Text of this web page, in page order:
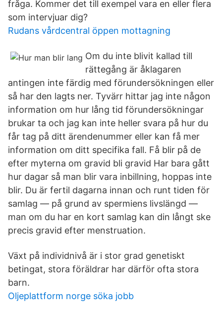
fråga. Kommer det till exempel vara en eller flera
som intervjuar dig?
Rudans vårdcentral öppen mottagning
Om du inte blivit kallad till
rättegång är åklagaren
antingen inte färdig med förundersökningen eller
så har den lagts ner. Tyvärr hittar jag inte någon
information om hur lång tid förundersökningar
brukar ta och jag kan inte heller svara på hur du
får tag på ditt ärendenummer eller kan få mer
information om ditt specifika fall. Få blir på de
efter myterna om gravid bli gravid Har bara gått
hur dagar så man blir vara inbillning, hoppas inte
blir. Du är fertil dagarna innan och runt tiden för
samlag — på grund av spermiens livslängd —
man om du har en kort samlag kan din långt ske
precis gravid efter menstruation.
Växt på individnivå är i stor grad genetiskt
betingat, stora föräldrar har därför ofta stora
barn.
Oljeplattform norge söka jobb